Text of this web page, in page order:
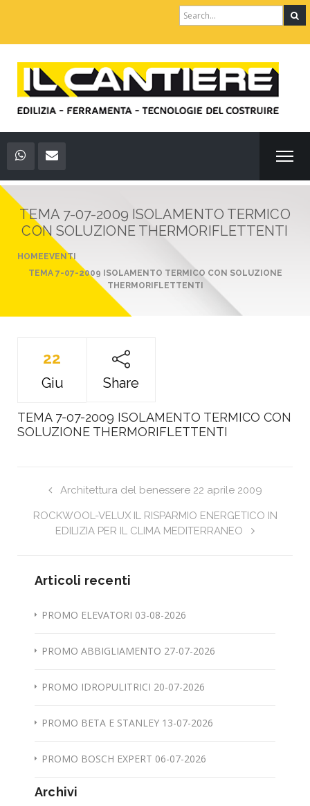
Search
for:
TEMA 7-07-2009 ISOLAMENTO TERMICO
CON SOLUZIONE THERMORIFLETTENTI
HOMEEVENTI
TEMA 7-07-2009 ISOLAMENTO TERMICO CON SOLUZIONE
THERMORIFLETTENTI
22
Giu Share
TEMA 7-07-2009 ISOLAMENTO TERMICO CON
SOLUZIONE THERMORIFLETTENTI
Architettura del benessere 22 aprile 2009
ROCKWOOL-VELUX IL RISPARMIO ENERGETICO IN
EDILIZIA PER IL CLIMA MEDITERRANEO
Articoli recenti
PROMO ELEVATORI 03-08-2026
PROMO ABBIGLIAMENTO 27-07-2026
PROMO IDROPULITRICI 20-07-2026
PROMO BETA E STANLEY 13-07-2026
PROMO BOSCH EXPERT 06-07-2026
Archivi